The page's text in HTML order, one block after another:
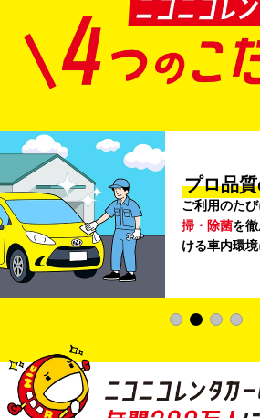
プロ品
ご利用のた
掃・除菌を
ける車内環